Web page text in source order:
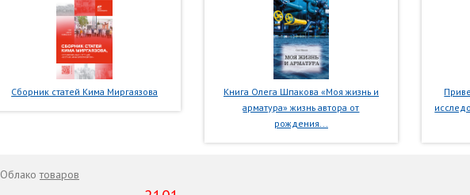
Сборник статей Кима Миргаязова
Книга Олега Шпакова «Моя жизнь и
арматура» жизнь автора от
рождения...
Облакотоваров